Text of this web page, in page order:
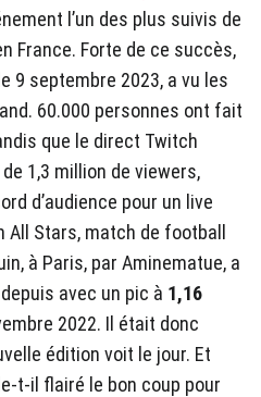
l’un des plus suivis de
France. Forte de ce succès,
9 septembre 2023, a vu les
60.000 personnes ont fait
que le direct Twitch
1,3 million de viewers,
d’audience pour un live
All Stars, match de football
à Paris, par Aminematue, a
avec un pic à 1,16
2022. Il était donc
édition voit le jour. Et
t-il flairé le bon coup pour